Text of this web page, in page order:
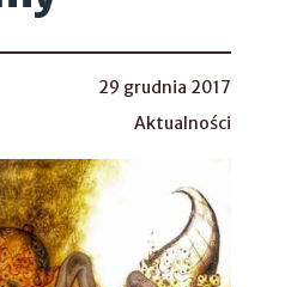
29 grudnia 2017
Aktualności